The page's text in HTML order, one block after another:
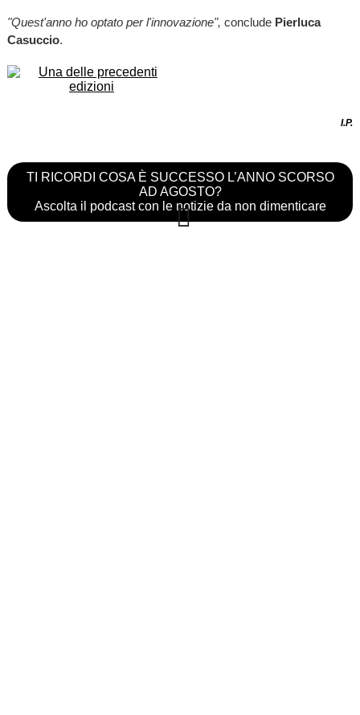
"Quest'anno ho optato per l'innovazione", conclude Pierluca
Casuccio.
I.P.
TI RICORDI COSA È SUCCESSO L’ANNO SCORSO
AD AGOSTO?
Ascolta il podcast con le notizie da non dimenticare